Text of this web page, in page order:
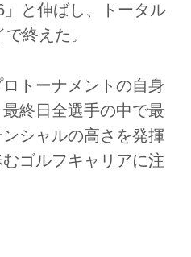
と伸ばし、トータル
終えた。
トーナメントの自身
終日全選手の中で最
シャルの高さを発揮
ゴルフキャリアに注